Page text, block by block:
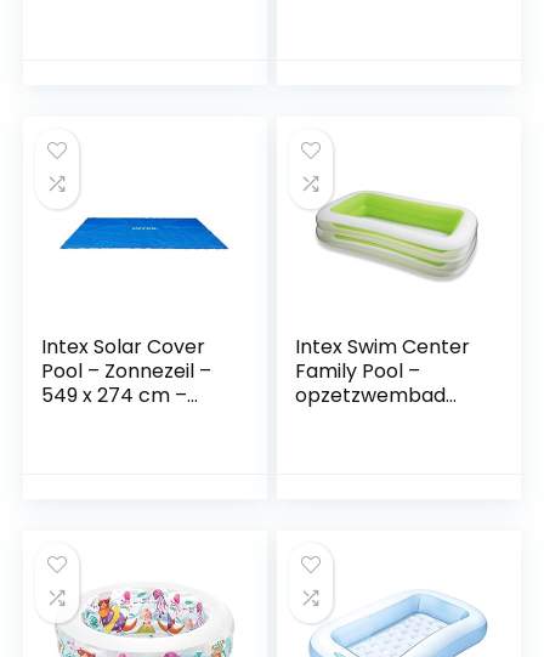
Intex Solar Cover
Pool – Zonnezeil –
549 x 274 cm –
Intex Swim Center
Family Pool –
opzetzwembad